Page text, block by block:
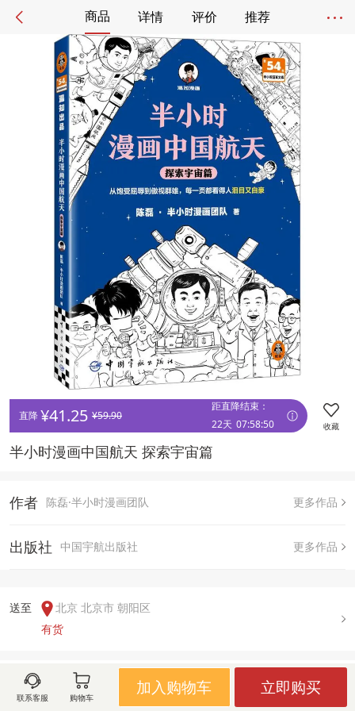
商品 详情 评价 推荐
直降 ¥41.25 ¥59.90
距直降结束：
22天 07:58:50 收藏
半小时漫画中国航天 探索宇宙篇
作者 陈磊·半小时漫画团队 更多作品
出版社 中国宇航出版社 更多作品
送至
北京 北京市 朝阳区
有货
用户评论(
联系客服 购物车
加入购物车 立即购买